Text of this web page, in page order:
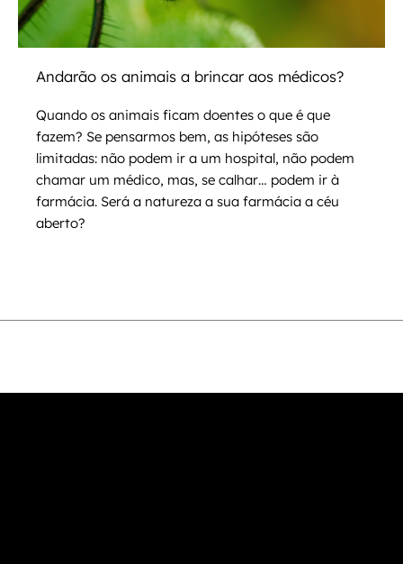
Andarão os animais a brincar aos médicos?
Quando os animais ficam doentes o que é que
fazem? Se pensarmos bem, as hipóteses são
limitadas: não podem ir a um hospital, não podem
chamar um médico, mas, se calhar… podem ir à
farmácia. Será a natureza a sua farmácia a céu
aberto?